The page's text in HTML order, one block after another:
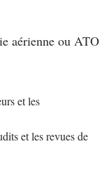
aérienne ou ATO
et les
et les revues de